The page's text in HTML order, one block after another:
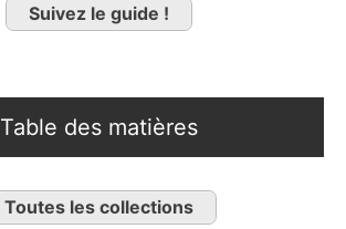
Suivez le guide !
Table des matières
Toutes les collections